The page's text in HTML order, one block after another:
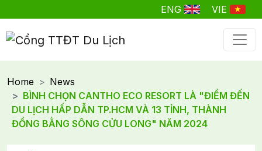
ENG VIE
Home
News
BÌNH CHỌN CANTHO ECO RESORT LÀ "ĐIỂM ĐẾN
DU LỊCH HẤP DẪN TP.HCM VÀ 13 TỈNH, THÀNH
ĐỒNG BẰNG SÔNG CỬU LONG" NĂM 2024